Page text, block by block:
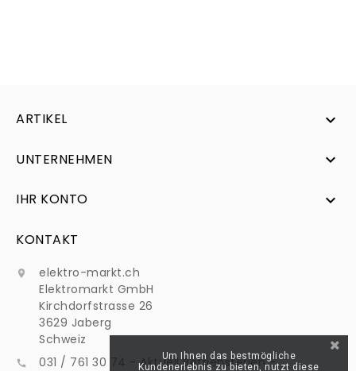
ARTIKEL 
UNTERNEHMEN 
IHR KONTO 
KONTAKT

elektro-markt.ch
Elektromarkt GmbH
Kirchdorfstrasse 26
3629 Jaberg
Schweiz
 031 / 761 30 74 - Aktuell Betriebsferien -
Um Ihnen das bestmögliche
Kundenerlebnis zu bieten, nutzt diese